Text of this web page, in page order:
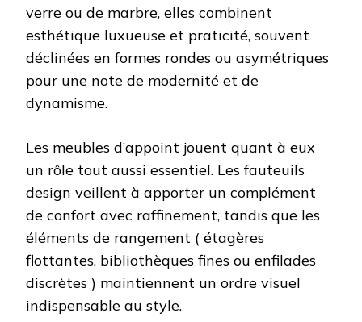
verre ou de marbre, elles combinent
esthétique luxueuse et praticité, souvent
déclinées en formes rondes ou asymétriques
pour une note de modernité et de
dynamisme.
Les meubles d’appoint jouent quant à eux
un rôle tout aussi essentiel. Les fauteuils
design veillent à apporter un complément
de confort avec raffinement, tandis que les
éléments de rangement ( étagères
flottantes, bibliothèques fines ou enfilades
discrètes ) maintiennent un ordre visuel
indispensable au style.